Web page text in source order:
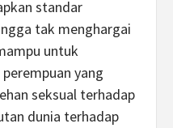
standar
tak menghargai
untuk
yang
seksual terhadap
dunia terhadap